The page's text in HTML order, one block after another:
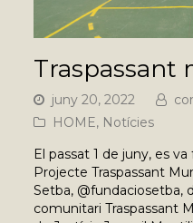
Traspassant
juny 20, 2022
HOME, Notícies
El passat 1 de juny, es
Projecte Traspassant
Setba, @fundaciosetba,
comunitari Traspassant